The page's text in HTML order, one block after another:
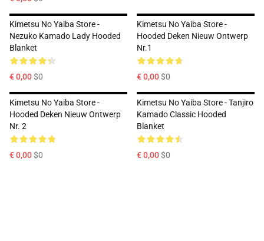
Kimetsu No Yaiba Store -
Nezuko Kamado Lady Hooded
Blanket
€ 0,00$0
Kimetsu No Yaiba Store -
Hooded Deken Nieuw Ontwerp
Nr.1
€ 0,00$0
Kimetsu No Yaiba Store -
Hooded Deken Nieuw Ontwerp
Nr. 2
€ 0,00$0
Kimetsu No Yaiba Store - Tanjiro
Kamado Classic Hooded
Blanket
€ 0,00$0